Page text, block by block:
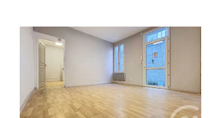
ROCHEFORT 17
80 m 2, 4 pièces
Appartement F4 à vendre
133 900 €